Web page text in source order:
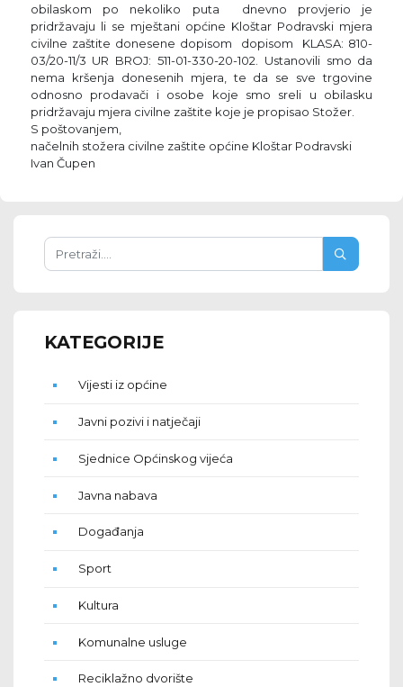
obilaskom po nekoliko puta dnevno provjerio je
pridržavaju li se mještani općine Kloštar Podravski mjera
civilne zaštite donesene dopisom dopisom KLASA: 810-
03/20-11/3 UR BROJ: 511-01-330-20-102. Ustanovili smo da
nema kršenja donesenih mjera, te da se sve trgovine
odnosno prodavači i osobe koje smo sreli u obilasku
pridržavaju mjera civilne zaštite koje je propisao Stožer.
S poštovanjem,
načelnih stožera civilne zaštite općine Kloštar Podravski
Ivan Čupen
KATEGORIJE
Vijesti iz općine
Javni pozivi i natječaji
Sjednice Općinskog vijeća
Javna nabava
Događanja
Sport
Kultura
Komunalne usluge
Reciklažno dvorište